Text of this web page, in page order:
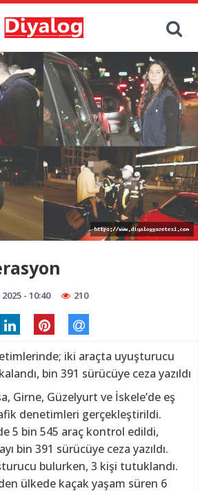
- 10:40 210
iki araçta uyuşturucu
bin 391 sürücüye ceza yazıldı
Girne, Güzelyurt ve İskele’de eş
denetimleri gerçekleştirildi.
5 bin 545 araç kontrol edildi,
bin 391 sürücüye ceza yazıldı.
bulurken, 3 kişi tutuklandı.
ülkede kaçak yaşam süren 6